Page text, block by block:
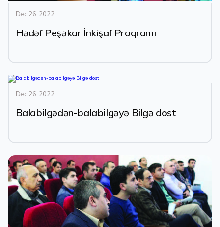
Dec 26, 2022
Hədəf Peşəkar İnkişaf Proqramı
Dec 26, 2022
Balabilgədən-balabilgəyə Bilgə dost